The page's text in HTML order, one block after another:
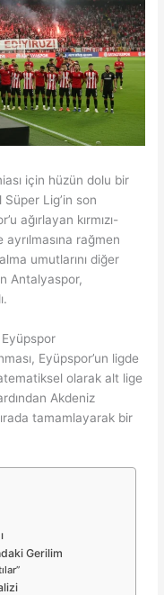
için hüzün dolu bir
Süper Lig’in son
ağırlayan kırmızı-
ayrılmasına rağmen
umutlarını diğer
Antalyaspor,
Eyüpspor’un ligde
olarak alt lige
Akdeniz
tamamlayarak bir
Gerilim